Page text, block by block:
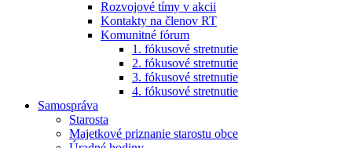
Rozvojové tímy v akcii
Kontakty na členov RT
Komunitné fórum
1. fókusové stretnutie
2. fókusové stretnutie
3. fókusové stretnutie
4. fókusové stretnutie
Samospráva
Starosta
Majetkové priznanie starostu obce